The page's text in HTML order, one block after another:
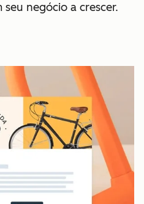
negócio a crescer.